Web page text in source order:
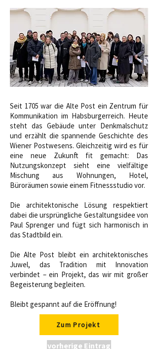
Seit 1705 war die Alte Post ein Zentrum für
Kommunikation im Habsburgerreich. Heute
steht das Gebäude unter Denkmalschutz
und erzählt die spannende Geschichte des
Wiener Postwesens. Gleichzeitig wird es für
eine neue Zukunft fit gemacht: Das
Nutzungskonzept sieht eine vielfältige
Mischung aus Wohnungen, Hotel,
Büroräumen sowie einem Fitnessstudio vor.
Die architektonische Lösung respektiert
dabei die ursprüngliche Gestaltungsidee von
Paul Sprenger und fügt sich harmonisch in
das Stadtbild ein.
Die Alte Post bleibt ein architektonisches
Juwel, das Tradition mit Innovation
verbindet – ein Projekt, das wir mit großer
Begeisterung begleiten.
Bleibt gespannt auf die Eröffnung!
Zum Projekt
vorherige Eintrag